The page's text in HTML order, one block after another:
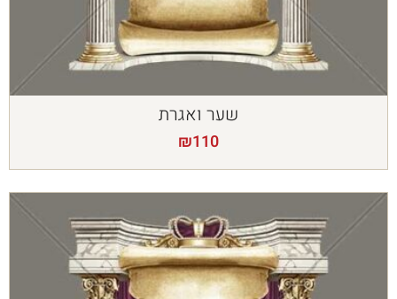
שער ואגרת
₪110